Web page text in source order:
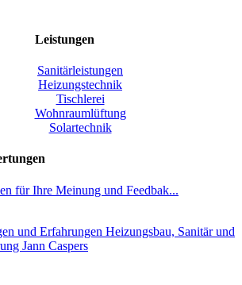
Leistungen
Sanitärleistungen
Heizungstechnik
Tischlerei
Wohnraumlüftung
Solartechnik
für Ihre Meinung und Feedbak...